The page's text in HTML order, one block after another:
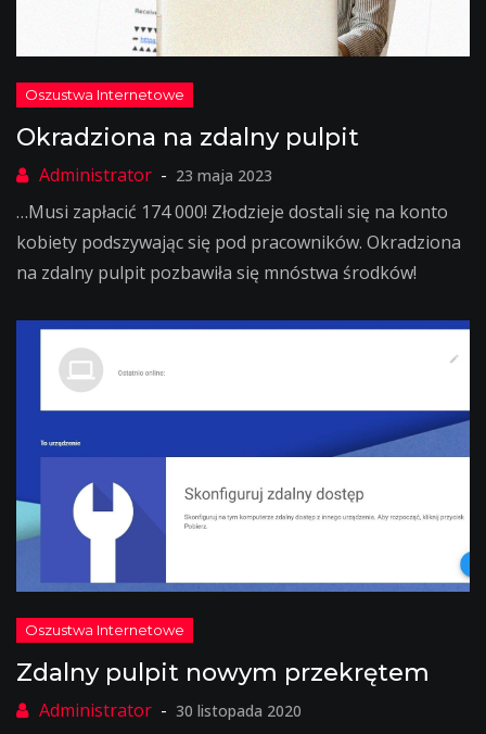
Okradziona na zdalny pulpit
23 maja 2023
…Musi zapłacić 174 000! Złodzieje dostali się na konto
kobiety podszywając się pod pracowników. Okradziona
na zdalny pulpit pozbawiła się mnóstwa środków!
Zdalny pulpit nowym przekrętem
30 listopada 2020